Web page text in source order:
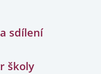
sdílení
školy